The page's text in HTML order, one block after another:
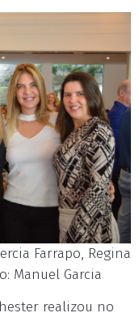
Farrapo, Regina
Manuel Garcia
realizou no